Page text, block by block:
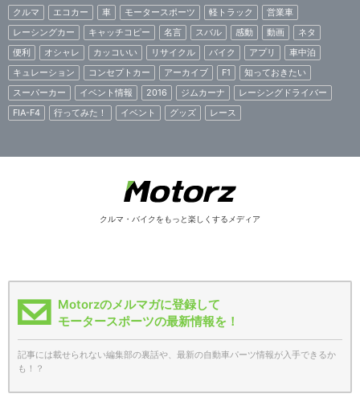
クルマ エコカー 車 モータースポーツ 軽トラック
営業車
レーシングカー
キャッチコピー 名言 スバル 感動 動画
ネタ
便利
オシャレ カッコいい リサイクル バイク アプリ
車中泊
キュレーション
コンセプトカー アーカイブ F1
知っておきたい
スーパーカー
イベント情報 2016 ジムカーナ
レーシングドライバー
FIA-F4
行ってみた！ イベント グッズ レース
クルマ・バイクをもっと楽しくするメディア
Motorzのメルマガに登録して
モータースポーツの最新情報を！
記事には載せられない編集部の裏話や、最新の自動車パーツ情報が入手できるか
も！？